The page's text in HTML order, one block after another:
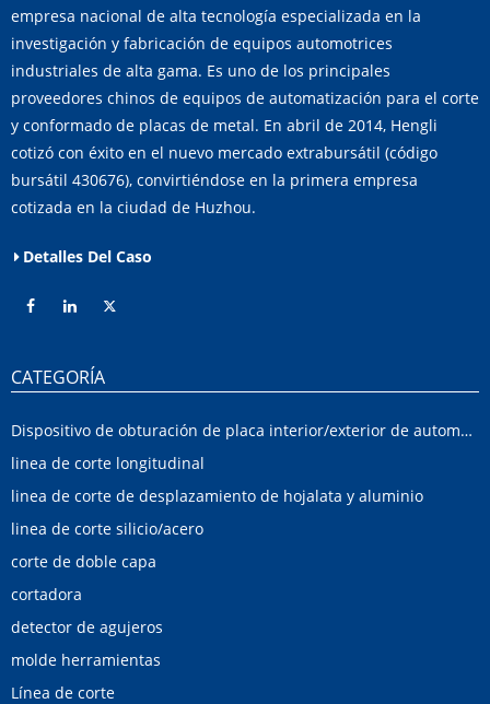
empresa nacional de alta tecnología especializada en la
investigación y fabricación de equipos automotrices
industriales de alta gama. Es uno de los principales
proveedores chinos de equipos de automatización para el corte
y conformado de placas de metal. En abril de 2014, Hengli
cotizó con éxito en el nuevo mercado extrabursátil (código
bursátil 430676), convirtiéndose en la primera empresa
cotizada en la ciudad de Huzhou.
Detalles Del Caso
CATEGORÍA
Dispositivo de obturación de placa interior/exterior de automóvil
linea de corte longitudinal
linea de corte de desplazamiento de hojalata y aluminio
linea de corte silicio/acero
corte de doble capa
cortadora
detector de agujeros
molde herramientas
Línea de corte